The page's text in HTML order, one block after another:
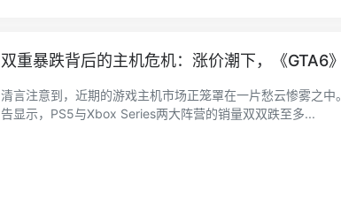
双重暴跌背后的主机危机：涨价潮下，《GTA6
清言注意到，近期的游戏主机市场正笼罩在一片愁云惨雾之
告显示，PS5与Xbox Series两大阵营的销量双双跌至多...